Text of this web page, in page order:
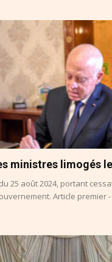
ministres limogés
25 août 2024, portant
Article premier